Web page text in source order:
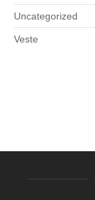
Uncategorized
Veste